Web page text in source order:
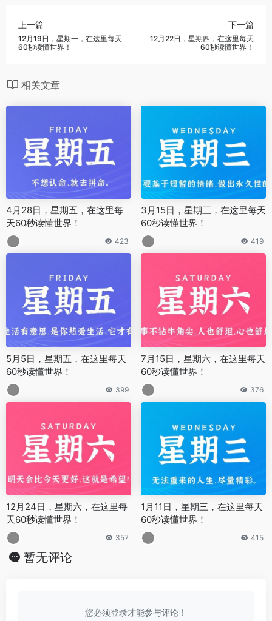
上一篇
12月19日，星期一，在这里每天
60秒读懂世界！
下一篇
12月22日，星期四，在这里每天
60秒读懂世界！
相关文章
4月28日，星期五，在这里每
天60秒读懂世界！
423
3月15日，星期三，在这里每天
60秒读懂世界！
419
5月5日，星期五，在这里每天
60秒读懂世界！
399
7月15日，星期六，在这里每天
60秒读懂世界！
376
12月24日，星期六，在这里每
天60秒读懂世界！
357
1月11日，星期三，在这里每天
60秒读懂世界！
415
暂无评论
您必须登录才能参与评论！